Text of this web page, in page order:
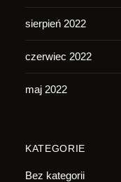
sierpień 2022
czerwiec 2022
maj 2022
KATEGORIE
Bez kategorii